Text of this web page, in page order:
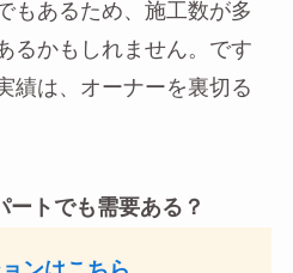
もあるため、施工数が多
るかもしれません。です
績は、オーナーを裏切る
ートでも需要ある？